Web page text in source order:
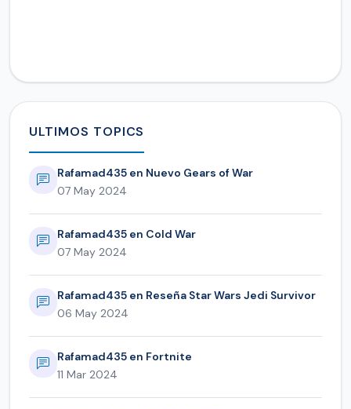
ULTIMOS TOPICS
Rafamad435 en Nuevo Gears of War
07 May 2024
Rafamad435 en Cold War
07 May 2024
Rafamad435 en Reseña Star Wars Jedi Survivor
06 May 2024
Rafamad435 en Fortnite
11 Mar 2024